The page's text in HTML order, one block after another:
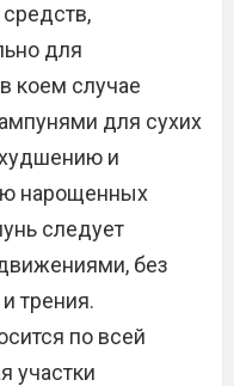
для
коем случае
для сухих
и
нарощенных
следует
без
трения.
по всей
участки